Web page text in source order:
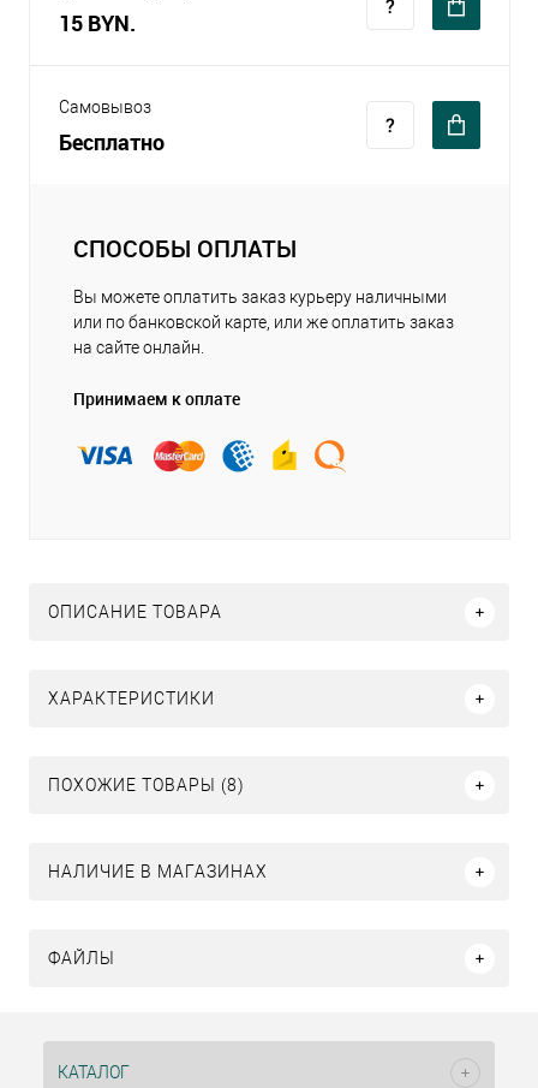
15 BYN.
Самовывоз
Бесплатно
СПОСОБЫ ОПЛАТЫ
Вы можете оплатить заказ курьеру наличными
или по банковской карте, или же оплатить заказ
на сайте онлайн.
Принимаем к оплате
ОПИСАНИЕ ТОВАРА
ХАРАКТЕРИСТИКИ
ПОХОЖИЕ ТОВАРЫ (8)
НАЛИЧИЕ В МАГАЗИНАХ
ФАЙЛЫ
КАТАЛОГ